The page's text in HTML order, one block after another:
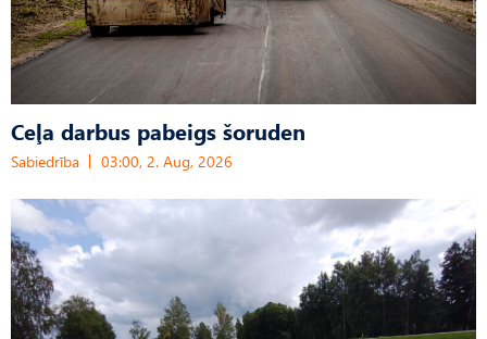
Ceļa darbus pabeigs šoruden
Sabiedrība 03:00, 2. Aug, 2026